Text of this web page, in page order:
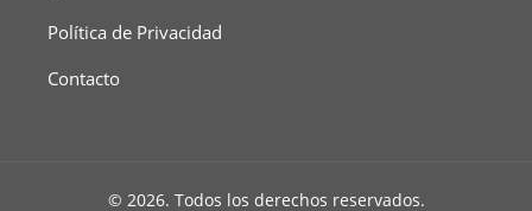
Política de Privacidad
Contacto
© 2026. Todos los derechos reservados.